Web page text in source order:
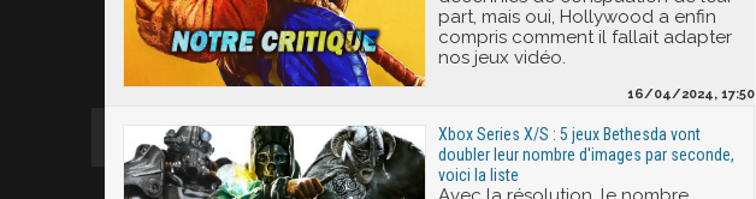
part, mais oui, Hollywood a enfin
compris comment il fallait adapter
nos jeux vidéo.
16/04/2024, 17:50
Xbox Series X/S : 5 jeux Bethesda vont
doubler leur nombre d'images par seconde,
voici la liste